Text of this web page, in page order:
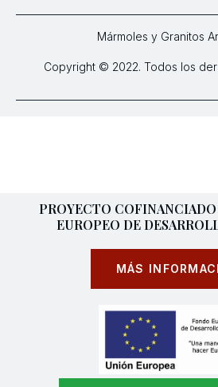
Mármoles y Granitos
Copyright © 2022. Todos los
PROYECTO
EUROPEO DE
MÁS